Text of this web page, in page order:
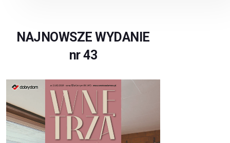
NAJNOWSZE WYDANIE
nr 43